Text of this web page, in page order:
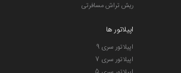
ریش تراش مسافرتی
اپیلاتور ها
اپیلاتور سری 9
اپیلاتور سری 7